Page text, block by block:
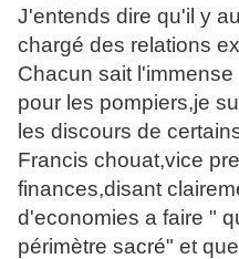
J'entends dire qu'il y
chargé des relations
Chacun sait
pour les pompiers,je
les discours de
Francis chouat,vice
finances,disant
d'economies a faire "
périmètre sacré" et